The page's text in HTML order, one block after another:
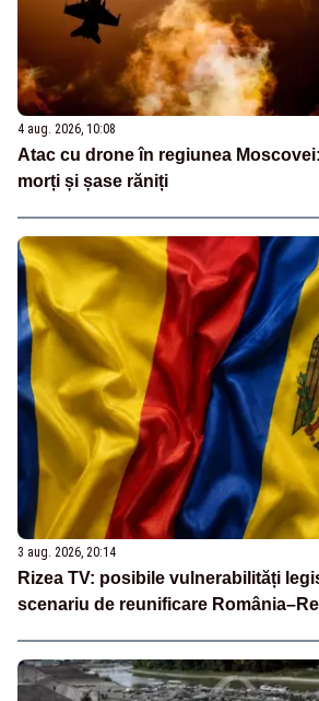
4 aug. 2026, 10:08
Atac cu drone în regiunea
morți și șase răniți
3 aug. 2026, 20:14
Rizea TV: posibile vulnerabilități
scenariu de reunificare